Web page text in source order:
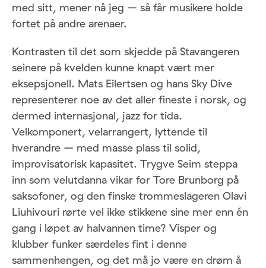
med sitt, mener nå jeg – så får musikere holde
fortet på andre arenaer.
Kontrasten til det som skjedde på Stavangeren
seinere på kvelden kunne knapt vært mer
eksepsjonell. Mats Eilertsen og hans Sky Dive
representerer noe av det aller fineste i norsk, og
dermed internasjonal, jazz for tida.
Velkomponert, velarrangert, lyttende til
hverandre – med masse plass til solid,
improvisatorisk kapasitet. Trygve Seim steppa
inn som velutdanna vikar for Tore Brunborg på
saksofoner, og den finske trommeslageren Olavi
Liuhivouri rørte vel ikke stikkene sine mer enn én
gang i løpet av halvannen time? Visper og
klubber funker særdeles fint i denne
sammenhengen, og det må jo være en drøm å